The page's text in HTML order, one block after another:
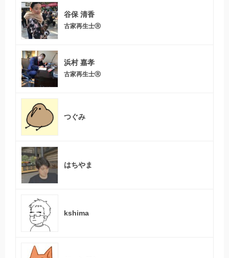
谷保 清香
古家再生士Ⓡ
浜村 嘉孝
古家再生士Ⓡ
つぐみ
はちやま
kshima